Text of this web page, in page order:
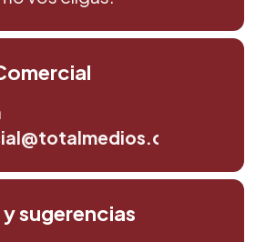
sugerencias